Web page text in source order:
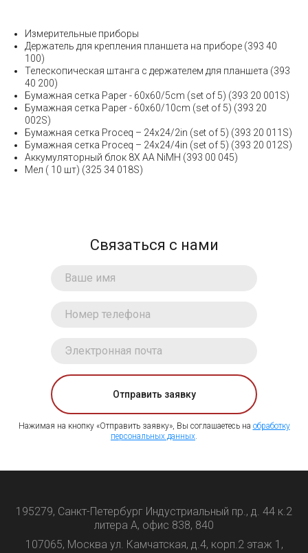
Измерительные приборы
Держатель для крепления планшета на приборе (393 40
100)
Телескопическая штанга с держателем для планшета (393
40 200)
Бумажная сетка Paper - 60x60/5cm (set of 5) (393 20 001S)
Бумажная сетка Paper - 60x60/10cm (set of 5) (393 20
002S)
Бумажная сетка Proceq – 24x24/2in (set of 5) (393 20 011S)
Бумажная сетка Proceq – 24x24/4in (set of 5) (393 20 012S)
Аккумуляторный блок 8X AA NiMH (393 00 045)
Мел ( 10 шт) (325 34 018S)
Связаться с нами
Отправить заявку
Нажимая на кнопку «Отправить заявку», Вы соглашаетесь на обработку
персональных данных.
195279, Санкт-Петербург Индустриальный пр., д. 44 к.2
литера А, офис 838, 840
107065, Москва ул. Камчатская, д.4, корп.2 этаж 1,